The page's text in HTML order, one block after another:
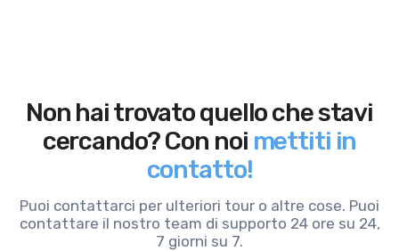
Non hai trovato quello che stavi
cercando? Con noi mettiti in
contatto!
Puoi contattarci per ulteriori tour o altre cose. Puoi
contattare il nostro team di supporto 24 ore su 24,
7 giorni su 7.